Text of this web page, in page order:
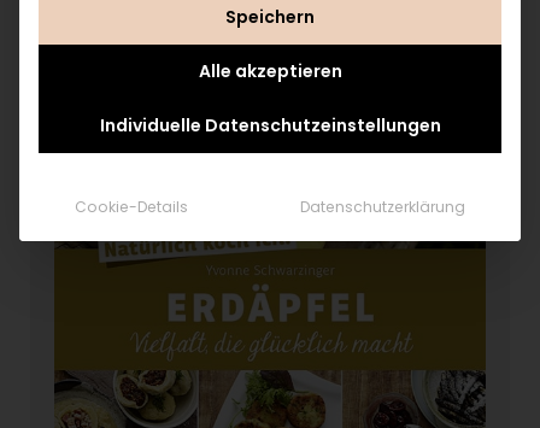
Speichern
Alle akzeptieren
Individuelle Datenschutzeinstellungen
Cookie-Details Datenschutzerklärung